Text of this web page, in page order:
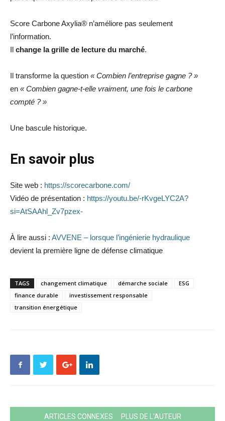
Score Carbone Axylia® n’améliore pas seulement
l’information.
Il change la grille de lecture du marché.
Il transforme la question « Combien l’entreprise gagne ? »
en « Combien gagne-t-elle vraiment, une fois le carbone
compté ? »
Une bascule historique.
En savoir plus
Site web : https://scorecarbone.com/
Vidéo de présentation : https://youtu.be/-rKvgeLYC2A?
si=AtSAAhl_Zv7pzex-
À lire aussi : AVVENE – lorsque l’ingénierie hydraulique
devient la première ligne de défense climatique
TAGS changement climatique démarche sociale
ESG
finance durable
investissement responsable
transition énergétique
ARTICLES CONNEXES PLUS DE L'AUTEUR